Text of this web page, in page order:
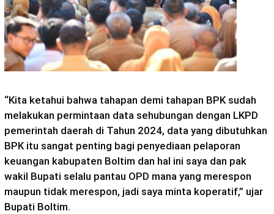
“Kita ketahui bahwa tahapan demi tahapan BPK sudah
melakukan permintaan data sehubungan dengan LKPD
pemerintah daerah di Tahun 2024, data yang dibutuhkan
BPK itu sangat penting bagi penyediaan pelaporan
keuangan kabupaten Boltim dan hal ini saya dan pak
wakil Bupati selalu pantau OPD mana yang merespon
maupun tidak merespon, jadi saya minta koperatif,” ujar
Bupati Boltim.